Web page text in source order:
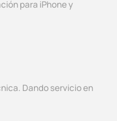
para iPhone y
Dando servicio en